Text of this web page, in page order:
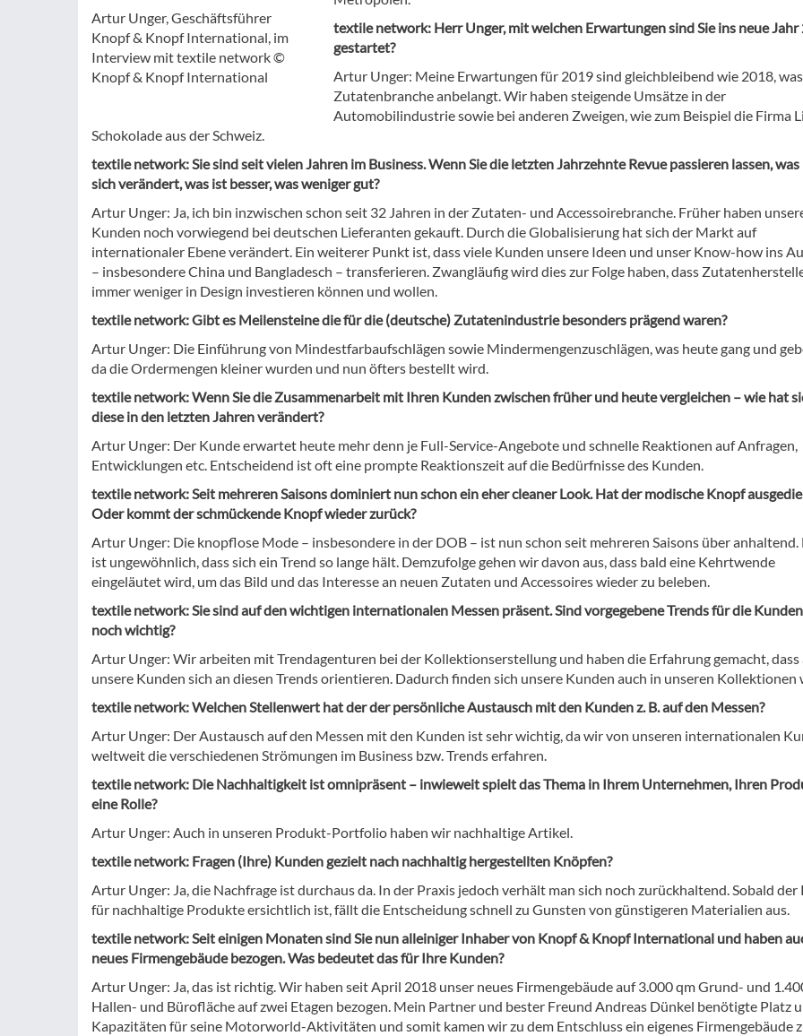
Artur Unger, Geschäftsführer
Knopf & Knopf International, im
Interview mit textile network ©
Knopf & Knopf International
textile network: Herr Unger, mit welchen Erwartungen sind Sie ins neue Jahr
gestartet?
Artur Unger: Meine Erwartungen für 2019 sind gleichbleibend wie 2018,
Zutatenbranche anbelangt. Wir haben steigende Umsätze in der
Automobilindustrie sowie bei anderen Zweigen, wie zum Beispiel die Firma
Schokolade aus der Schweiz.
textile network: Sie sind seit vielen Jahren im Business. Wenn Sie die letzten Jahrzehnte Revue passieren lassen,
sich verändert, was ist besser, was weniger gut?
Artur Unger: Ja, ich bin inzwischen schon seit 32 Jahren in der Zutaten- und Accessoirebranche. Früher haben
Kunden noch vorwiegend bei deutschen Lieferanten gekauft. Durch die Globalisierung hat sich der Markt auf
internationaler Ebene verändert. Ein weiterer Punkt ist, dass viele Kunden unsere Ideen und unser Know-how ins
– insbesondere China und Bangladesch – transferieren. Zwangläufig wird dies zur Folge haben, dass
immer weniger in Design investieren können und wollen.
textile network: Gibt es Meilensteine die für die (deutsche) Zutatenindustrie besonders prägend waren?
Artur Unger: Die Einführung von Mindestfarbaufschlägen sowie Mindermengenzuschlägen, was heute gang und
da die Ordermengen kleiner wurden und nun öfters bestellt wird.
textile network: Wenn Sie die Zusammenarbeit mit Ihren Kunden zwischen früher und heute vergleichen – wie hat
diese in den letzten Jahren verändert?
Artur Unger: Der Kunde erwartet heute mehr denn je Full-Service-Angebote und schnelle Reaktionen auf Anfragen,
Entwicklungen etc. Entscheidend ist oft eine prompte Reaktionszeit auf die Bedürfnisse des Kunden.
textile network: Seit mehreren Saisons dominiert nun schon ein eher cleaner Look. Hat der modische Knopf
Oder kommt der schmückende Knopf wieder zurück?
Artur Unger: Die knopflose Mode – insbesondere in der DOB – ist nun schon seit mehreren Saisons über anhaltend.
ist ungewöhnlich, dass sich ein Trend so lange hält. Demzufolge gehen wir davon aus, dass bald eine Kehrtwende
eingeläutet wird, um das Bild und das Interesse an neuen Zutaten und Accessoires wieder zu beleben.
textile network: Sie sind auf den wichtigen internationalen Messen präsent. Sind vorgegebene Trends für die
noch wichtig?
Artur Unger: Wir arbeiten mit Trendagenturen bei der Kollektionserstellung und haben die Erfahrung gemacht, dass
unsere Kunden sich an diesen Trends orientieren. Dadurch finden sich unsere Kunden auch in unseren Kollektionen
textile network: Welchen Stellenwert hat der der persönliche Austausch mit den Kunden z. B. auf den Messen?
Artur Unger: Der Austausch auf den Messen mit den Kunden ist sehr wichtig, da wir von unseren internationalen
weltweit die verschiedenen Strömungen im Business bzw. Trends erfahren.
textile network: Die Nachhaltigkeit ist omnipräsent – inwieweit spielt das Thema in Ihrem Unternehmen, Ihren
eine Rolle?
Artur Unger: Auch in unseren Produkt-Portfolio haben wir nachhaltige Artikel.
textile network: Fragen (Ihre) Kunden gezielt nach nachhaltig hergestellten Knöpfen?
Artur Unger: Ja, die Nachfrage ist durchaus da. In der Praxis jedoch verhält man sich noch zurückhaltend. Sobald der
für nachhaltige Produkte ersichtlich ist, fällt die Entscheidung schnell zu Gunsten von günstigeren Materialien aus.
textile network: Seit einigen Monaten sind Sie nun alleiniger Inhaber von Knopf & Knopf International und haben
neues Firmengebäude bezogen. Was bedeutet das für Ihre Kunden?
Artur Unger: Ja, das ist richtig. Wir haben seit April 2018 unser neues Firmengebäude auf 3.000 qm Grund- und
Hallen- und Bürofläche auf zwei Etagen bezogen. Mein Partner und bester Freund Andreas Dünkel benötigte Platz
Kapazitäten für seine Motorworld-Aktivitäten und somit kamen wir zu dem Entschluss ein eigenes Firmengebäude